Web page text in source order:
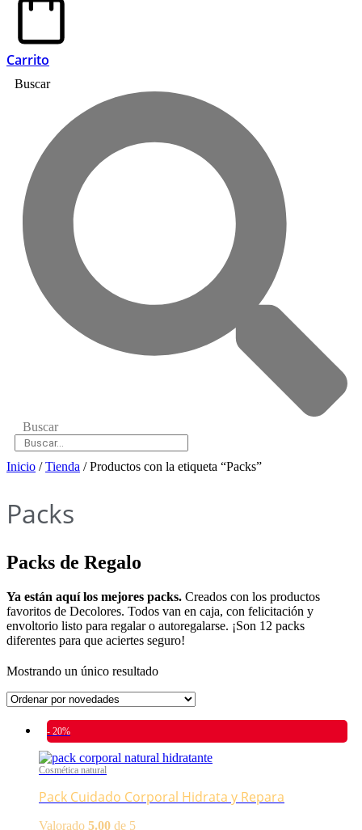
Carrito
Buscar
Buscar
Inicio /Tienda / Productos con la etiqueta “Packs”
Packs
Packs de Regalo
Ya están aquí los mejores packs. Creados con los productos
favoritos de Decolores. Todos van en caja, con felicitación y
envoltorio listo para regalar o autoregalarse. ¡Son 12 packs
diferentes para que aciertes seguro!
Mostrando un único resultado
- 20%
Cosmética natural
Pack Cuidado Corporal Hidrata y Repara
Valorado 5.00 de 5